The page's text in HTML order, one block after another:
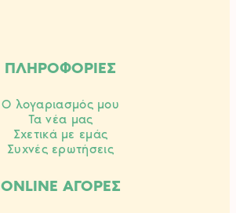
ΠΛΗΡΟΦΟΡΙΕΣ
Ο λογαριασμός μου
Τα νέα μας
Σχετικά με εμάς
Συχνές ερωτήσεις
ONLINE ΑΓΟΡΕΣ